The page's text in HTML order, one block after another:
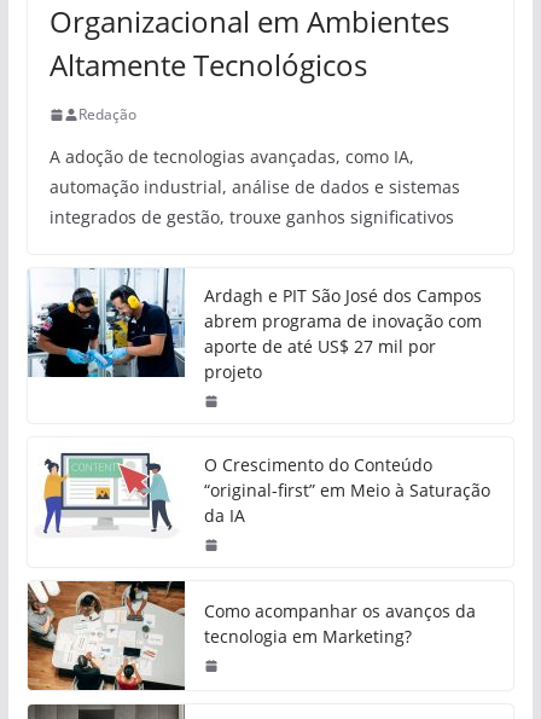
Organizacional em Ambientes
Altamente Tecnológicos
Redação
A adoção de tecnologias avançadas, como IA,
automação industrial, análise de dados e sistemas
integrados de gestão, trouxe ganhos significativos
Ardagh e PIT São José dos Campos
abrem programa de inovação com
aporte de até US$ 27 mil por
projeto
O Crescimento do Conteúdo
“original-first” em Meio à Saturação
da IA
Como acompanhar os avanços da
tecnologia em Marketing?